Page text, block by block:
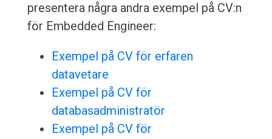
presentera några andra exempel på CV:n
för Embedded Engineer:
Exempel på CV för erfaren
datavetare
Exempel på CV för
databasadministratör
Exempel på CV för